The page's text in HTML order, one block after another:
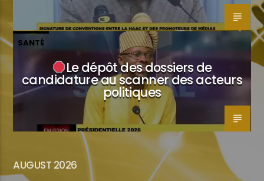
SANTÉ
Le dépôt des dossiers de
candidature au scanner des acteurs
politiques
AUGUST 2026